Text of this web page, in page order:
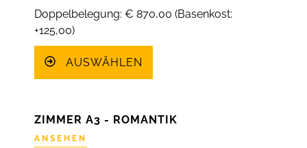
Doppelbelegung: € 870,00 (Basenkost:
+125,00)
AUSWÄHLEN
ZIMMER A3 - ROMANTIK
ANSEHEN